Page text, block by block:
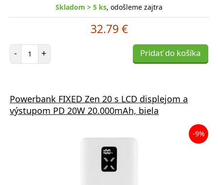
Skladom > 5 ks, odošleme zajtra
32.79 €
- Počet položiek
+ Pridať do košíka
Powerbank FIXED Zen 20 s LCD displejom a
výstupom PD 20W 20.000mAh, biela
-9%